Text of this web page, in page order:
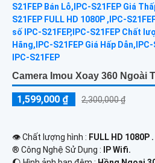
Camera Imou Xoay 360 Ngoài
1,599,000 ₫ 2,300,000 ₫
👁 Chất lượng hình : FULL HD 1080P .
®️ Công Nghệ Sử Dụng :
IP Wifi.